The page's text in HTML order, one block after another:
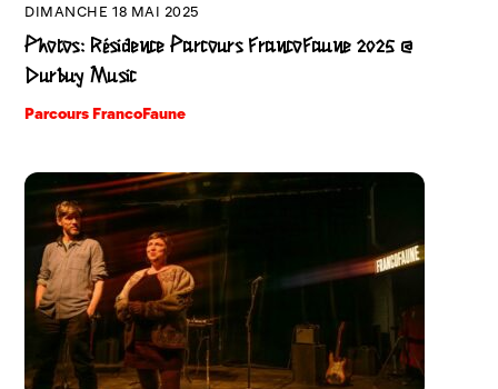
DIMANCHE 18 MAI 2025
Photos: Résidence Parcours FrancoFaune 2025 @
Durbuy Music
Parcours FrancoFaune